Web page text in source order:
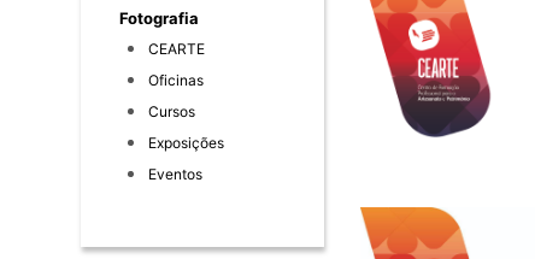
Fotografia
CEARTE
Oficinas
Cursos
Exposições
Eventos